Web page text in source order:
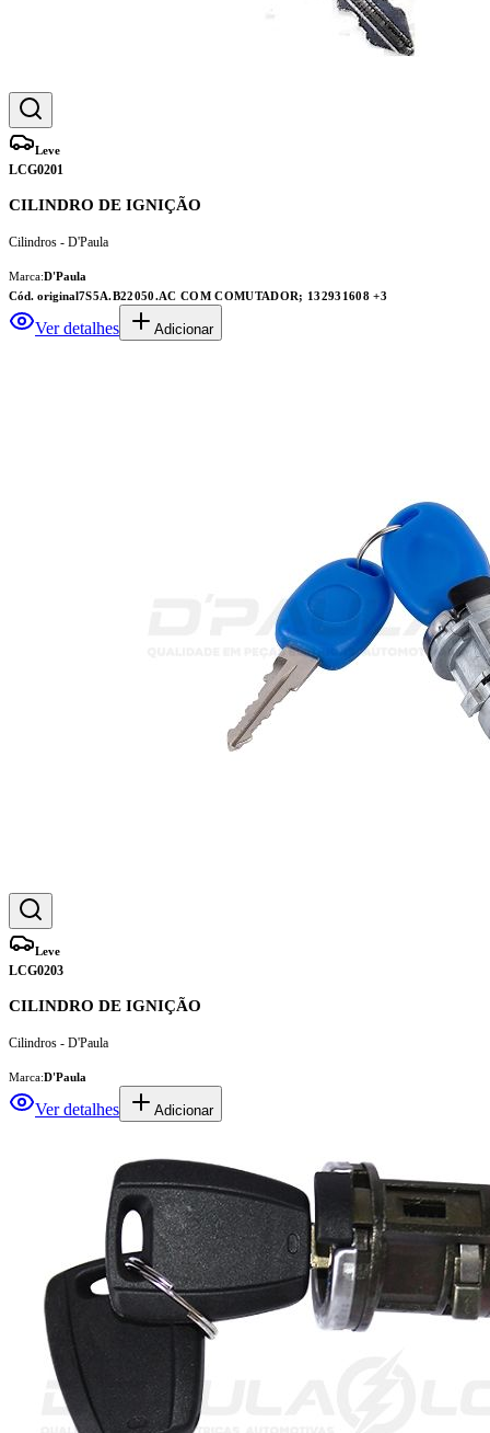
Leve
LCG0201
CILINDRO DE IGNIÇÃO
Cilindros - D'Paula
Marca:D'Paula
Cód. original7S5A.B22050.AC COM COMUTADOR; 132931608+3
Ver detalhes Adicionar
Leve
LCG0203
CILINDRO DE IGNIÇÃO
Cilindros - D'Paula
Marca:D'Paula
Ver detalhes Adicionar